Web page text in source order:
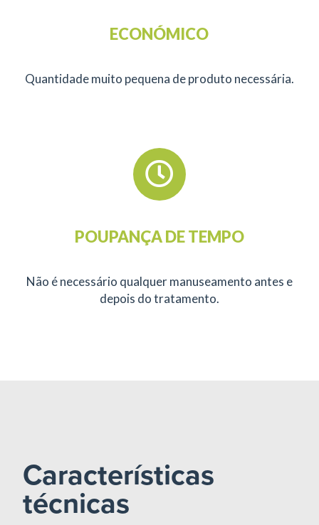
ECONÓMICO
Quantidade muito pequena de produto necessária.
POUPANÇA DE TEMPO
Não é necessário qualquer manuseamento antes e
depois do tratamento.
Características
técnicas